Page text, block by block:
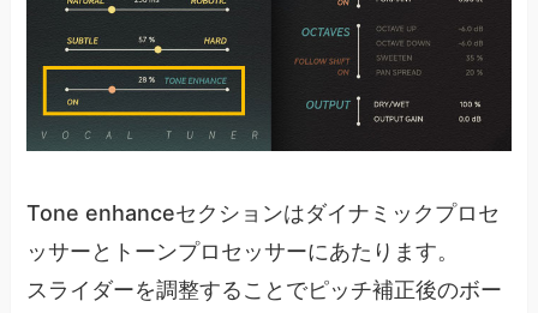
Tone enhanceセクションはダイナミックプロセ
ッサーとトーンプロセッサーにあたります。
スライダーを調整することでピッチ補正後のボー